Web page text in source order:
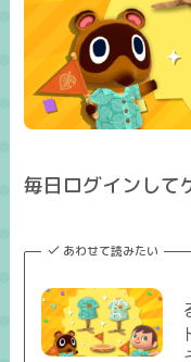
毎日ログインして
あわせて読みたい